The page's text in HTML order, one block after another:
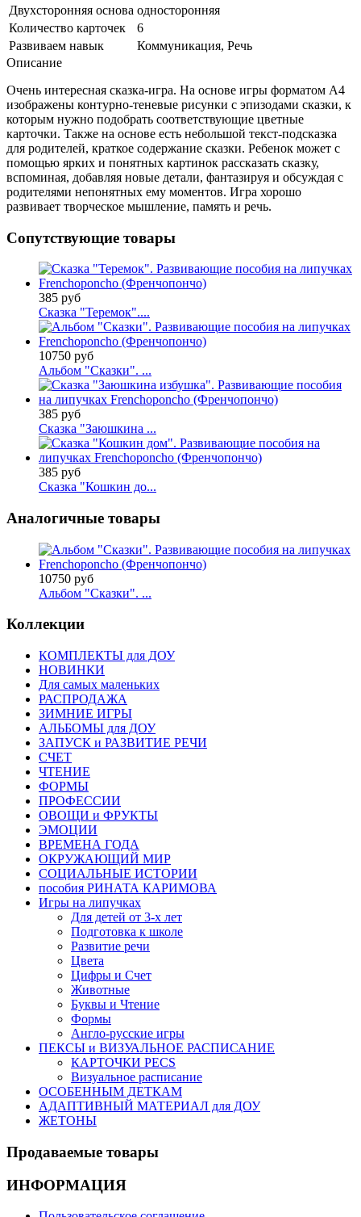
Двухсторонняя основа односторонняя
Количество карточек
6
Развиваем навык
Коммуникация, Речь
Описание
Очень интересная сказка-игра. На основе игры форматом А4
изображены контурно-теневые рисунки с эпизодами сказки, к
которым нужно подобрать соответствующие цветные
карточки. Также на основе есть небольшой текст-подсказка
для родителей, краткое содержание сказки. Ребенок может с
помощью ярких и понятных картинок рассказать сказку,
вспоминая, добавляя новые детали, фантазируя и обсуждая с
родителями непонятных ему моментов. Игра хорошо
развивает творческое мышление, память и речь.
Сопутствующие товары
385 руб
Сказка "Теремок"....
10750 руб
Альбом "Сказки". ...
385 руб
Сказка "Заюшкина ...
385 руб
Сказка "Кошкин до...
Аналогичные товары
10750 руб
Альбом "Сказки". ...
Коллекции
КОМПЛЕКТЫ для ДОУ
НОВИНКИ
Для самых маленьких
РАСПРОДАЖА
ЗИМНИЕ ИГРЫ
АЛЬБОМЫ для ДОУ
ЗАПУСК и РАЗВИТИЕ РЕЧИ
СЧЕТ
ЧТЕНИЕ
ФОРМЫ
ПРОФЕССИИ
ОВОЩИ и ФРУКТЫ
ЭМОЦИИ
ВРЕМЕНА ГОДА
ОКРУЖАЮЩИЙ МИР
СОЦИАЛЬНЫЕ ИСТОРИИ
пособия РИНАТА КАРИМОВА
Игры на липучках
Для детей от 3-х лет
Подготовка к школе
Развитие речи
Цвета
Цифры и Счет
Животные
Буквы и Чтение
Формы
Англо-русские игры
ПЕКСЫ и ВИЗУАЛЬНОЕ РАСПИСАНИЕ
КАРТОЧКИ PECS
Визуальное расписание
ОСОБЕННЫМ ДЕТКАМ
АДАПТИВНЫЙ МАТЕРИАЛ для ДОУ
ЖЕТОНЫ
Продаваемые товары
ИНФОРМАЦИЯ